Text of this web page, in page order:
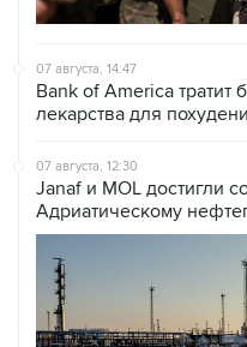
07 августа, 14:47
Bank of America
лекарства для
07 августа, 12:30
Janaf и MOL достигли
Адриатическому